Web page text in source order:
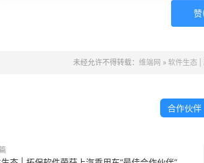
赞
未经允许不得转载： 维端网 » 软件生态 |
合作伙伴